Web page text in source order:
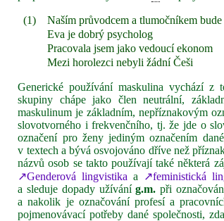
(1)
Naším průvodcem a tlumočníkem
Eva je dobrý psycholog
Pracovala jsem jako vedoucí ekonom
Mezi horolezci nebyli žádní Češi
Generické používání maskulina vychází z
skupiny chápe jako člen neutrální,
maskulinum je základním, nepříznakovým
slovotvorného i frekvenčního, tj. že jde o
označení pro ženy jediným označením
v textech a bývá osvojováno dříve než
názvů osob se takto používají také některá
↗Genderová lingvistika a ↗feministická
a sleduje dopady užíváníg.m. při
a nakolik je označování profesí a
pojmenovávací potřeby dané společnosti,